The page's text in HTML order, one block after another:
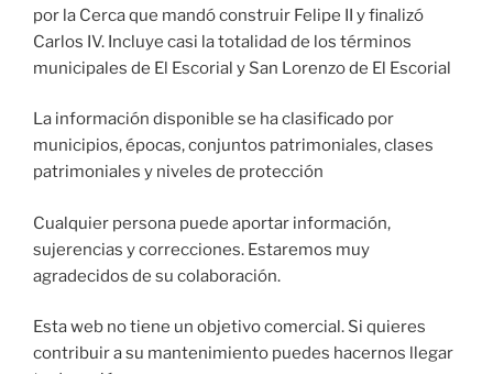
por la Cerca que mandó construir Felipe II y finalizó
Carlos IV. Incluye casi la totalidad de los términos
municipales de El Escorial y San Lorenzo de El Escorial
La información disponible se ha clasificado por
municipios, épocas, conjuntos patrimoniales, clases
patrimoniales y niveles de protección
Cualquier persona puede aportar información,
sujerencias y correcciones. Estaremos muy
agradecidos de su colaboración.
Esta web no tiene un objetivo comercial. Si quieres
contribuir a su mantenimiento puedes hacernos llegar